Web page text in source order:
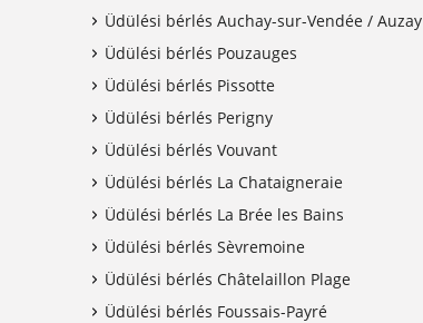
Üdülési bérlés Auchay-sur-Vendée / Auzay
Üdülési bérlés Pouzauges
Üdülési bérlés Pissotte
Üdülési bérlés Perigny
Üdülési bérlés Vouvant
Üdülési bérlés La Chataigneraie
Üdülési bérlés La Brée les Bains
Üdülési bérlés Sèvremoine
Üdülési bérlés Châtelaillon Plage
Üdülési bérlés Foussais-Payré